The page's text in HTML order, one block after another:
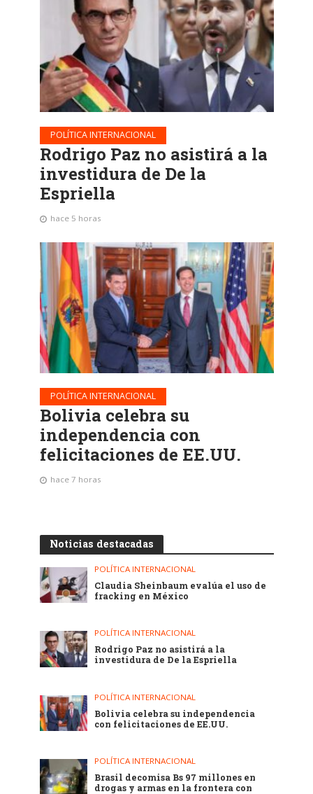
POLÍTICA INTERNACIONAL
Rodrigo Paz no asistirá a la
investidura de De la
Espriella
hace 5 horas
POLÍTICA INTERNACIONAL
Bolivia celebra su
independencia con
felicitaciones de EE.UU.
hace 7 horas
Noticias destacadas
POLÍTICA INTERNACIONAL
Claudia Sheinbaum evalúa el uso de
fracking en México
POLÍTICA INTERNACIONAL
Rodrigo Paz no asistirá a la
investidura de De la Espriella
POLÍTICA INTERNACIONAL
Bolivia celebra su independencia
con felicitaciones de EE.UU.
POLÍTICA INTERNACIONAL
Brasil decomisa Bs 97 millones en
drogas y armas en la frontera con